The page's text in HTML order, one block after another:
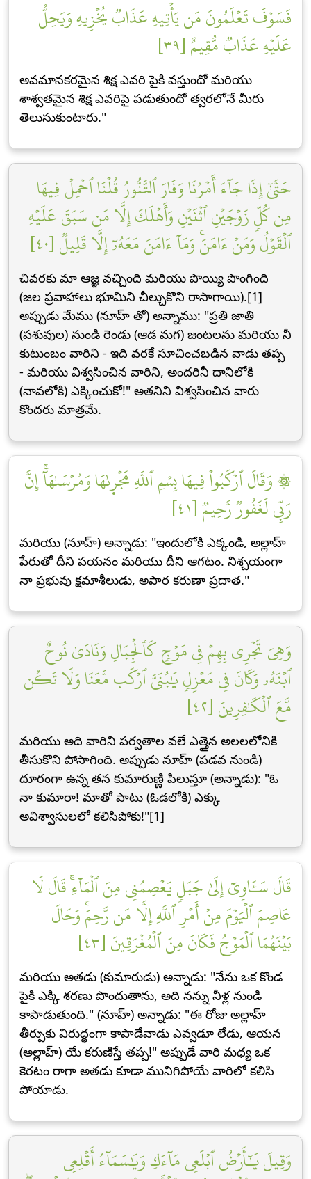
فَسَوۡفَ تَعۡلَمُونَ مَن يَأۡتِيهِ عَذَابٞ يُخۡزِيهِ وَيَحِلُّ
عَلَيۡهِ عَذَابٞ مُّقِيمٌ [٣٩]
అవమానకరమైన శిక్ష ఎవరి పైకి వస్తుందో మరియు
శాశ్వతమైన శిక్ష ఎవరిపై పడుతుందో త్వరలోనే మీరు
తెలుసుకుంటారు."
حَتَّىٰٓ إِذَا جَآءَ أَمۡرُنَا وَفَارَ ٱلتَّنُّورُ قُلۡنَا ٱحۡمِلۡ فِيهَا
مِن كُلّٖ زَوۡجَيۡنِ ٱثۡنَيۡنِ وَأَهۡلَكَ إِلَّا مَن سَبَقَ عَلَيۡهِ
ٱلۡقَوۡلُ وَمَنۡ ءَامَنَۚ وَمَآ ءَامَنَ مَعَهُۥٓ إِلَّا قَلِيلٞ [٤٠]
చివరకు మా ఆజ్ఞ వచ్చింది మరియు పొయ్యి పొంగింది
(జల ప్రవాహాలు భూమిని చీల్చుకొని రాసాగాయి).[1]
అప్పుడు మేము (నూహ్ తో) అన్నాము: "ప్రతి జాతి
(పశువుల) నుండి రెండు (ఆడ మగ) జంటలను మరియు నీ
కుటుంబం వారిని - ఇది వరకే సూచించబడిన వాడు తప్ప
- మరియు విశ్వసించిన వారిని, అందరినీ దానిలోకి
(నావలోకి) ఎక్కించుకో!" అతనిని విశ్వసించిన వారు
కొందరు మాత్రమే.
۞ وَقَالَ ٱرۡكَبُواْ فِيهَا بِسۡمِ ٱللَّهِ مَجۡر۪ىٰهَا وَمُرۡسَىٰهَآۚ إِنَّ
رَبِّي لَغَفُورٞ رَّحِيمٞ [٤١]
మరియు (నూహ్) అన్నాడు: "ఇందులోకి ఎక్కండి, అల్లాహ్
పేరుతో దీని పయనం మరియు దీని ఆగటం. నిశ్చయంగా
నా ప్రభువు క్షమాశీలుడు, అపార కరుణా ప్రదాత."
وَهِيَ تَجۡرِي بِهِمۡ فِي مَوۡجٖ كَٱلۡجِبَالِ وَنَادَىٰ نُوحٌ
ٱبۡنَهُۥ وَكَانَ فِي مَعۡزِلٖ يَٰبُنَيَّ ٱرۡكَب مَّعَنَا وَلَا تَكُن
مَّعَ ٱلۡكَٰفِرِينَ [٤٢]
మరియు అది వారిని పర్వతాల వలే ఎత్తైన అలలలోనికి
తీసుకొని పోసాగింది. అప్పుడు నూహ్ (పడవ నుండి)
దూరంగా ఉన్న తన కుమారుణ్ణి పిలుస్తూ (అన్నాడు): "ఓ
నా కుమారా! మాతో పాటు (ఓడలోకి) ఎక్కు
అవిశ్వాసులలో కలిసిపోకు!"[1]
قَالَ سَـَٔاوِيٓ إِلَىٰ جَبَلٖ يَعۡصِمُنِي مِنَ ٱلۡمَآءِۚ قَالَ لَا
عَاصِمَ ٱلۡيَوۡمَ مِنۡ أَمۡرِ ٱللَّهِ إِلَّا مَن رَّحِمَۚ وَحَالَ
بَيۡنَهُمَا ٱلۡمَوۡجُ فَكَانَ مِنَ ٱلۡمُغۡرَقِينَ [٤٣]
మరియు అతడు (కుమారుడు) అన్నాడు: "నేను ఒక కొండ
పైకి ఎక్కి శరణు పొందుతాను, అది నన్ను నీళ్ల నుండి
కాపాడుతుంది." (నూహ్) అన్నాడు: "ఈ రోజు అల్లాహ్
తీర్పుకు విరుద్ధంగా కాపాడేవాడు ఎవ్వడూ లేడు, ఆయన
(అల్లాహ్) యే కరుణిస్తే తప్ప!" అప్పుడే వారి మధ్య ఒక
కెరటం రాగా అతడు కూడా మునిగిపోయే వారిలో కలిసి
పోయాడు.
وَقِيلَ يَٰٓأَرۡضُ ٱبۡلَعِي مَآءَكِ وَيَٰسَمَآءُ أَقۡلِعِي